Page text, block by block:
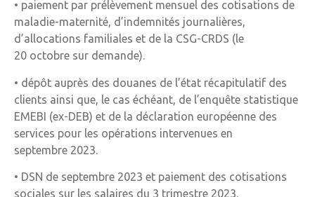
• paiement par prélèvement mensuel des cotisations de
maladie-maternité, d’indemnités journalières,
d’allocations familiales et de la CSG-CRDS (le
20 octobre sur demande).
• dépôt auprès des douanes de l’état récapitulatif des
clients ainsi que, le cas échéant, de l’enquête statistique
EMEBI (ex-DEB) et de la déclaration européenne des
services pour les opérations intervenues en
septembre 2023.
• DSN de septembre 2023 et paiement des cotisations
sociales sur les salaires du 3 trimestre 2023.